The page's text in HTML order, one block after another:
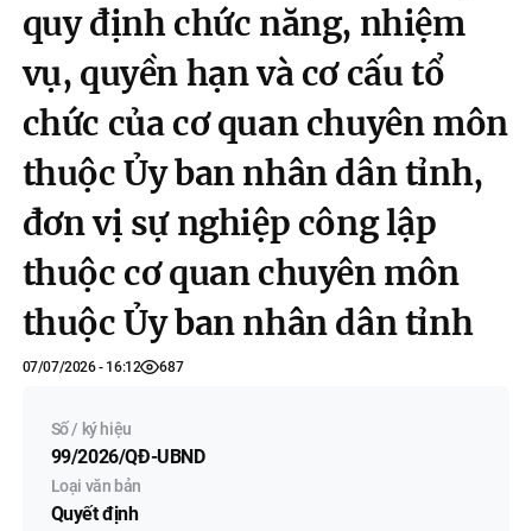
quy định chức năng, nhiệm
vụ, quyền hạn và cơ cấu tổ
chức của cơ quan chuyên môn
thuộc Ủy ban nhân dân tỉnh,
đơn vị sự nghiệp công lập
thuộc cơ quan chuyên môn
thuộc Ủy ban nhân dân tỉnh
07/07/2026 - 16:12 687
Số / ký hiệu
99/2026/QĐ-UBND
Loại văn bản
Quyết định